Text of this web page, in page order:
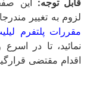
قابل توجه: این
لزوم به تغییر
مقررات پلتفرم
نمائید، تا در
اقدام مقتضی